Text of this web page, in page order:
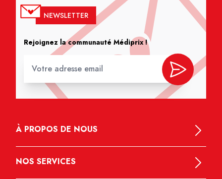
NEWSLETTER
Rejoignez la communauté Médiprix !
À PROPOS DE NOUS
NOS SERVICES